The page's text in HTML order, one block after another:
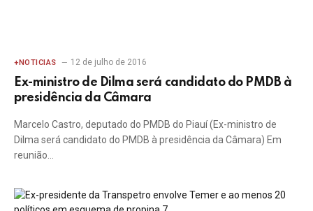
+NOTICIAS 12 de julho de 2016
Ex-ministro de Dilma será candidato do PMDB à
presidência da Câmara
Marcelo Castro, deputado do PMDB do Piauí (Ex-ministro de
Dilma será candidato do PMDB à presidência da Câmara) Em
reunião…